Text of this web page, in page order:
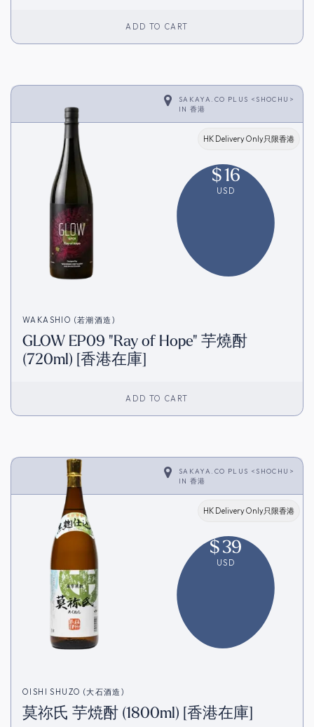
ADD TO CART
SAKAYA.CO PLUS <SHOCHU>
IN 香港
HK Delivery Only只限香港
$16
USD
WAKASHIO (若潮酒造)
GLOW EP09 "Ray of Hope" 芋燒酎
(720ml) [香港在庫]
ADD TO CART
SAKAYA.CO PLUS <SHOCHU>
IN 香港
HK Delivery Only只限香港
$39
USD
OISHI SHUZO (大石酒造)
莫祢氏 芋焼酎 (1800ml) [香港在庫]